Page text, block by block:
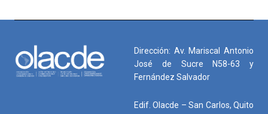
Dirección: Av. Mariscal Antonio
José de Sucre N58-63 y
Fernández Salvador
Edif. Olacde – San Carlos, Quito